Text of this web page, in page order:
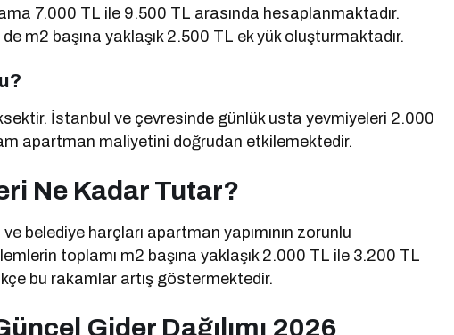
7.000 TL ile 9.500 TL arasında hesaplanmaktadır.
m2 başına yaklaşık 2.500 TL ek yük oluşturmaktadır.
İstanbul ve çevresinde günlük usta yevmiyeleri 2.000
apartman maliyetini doğrudan etkilemektedir.
Ne Kadar Tutar?
belediye harçları apartman yapımının zorunlu
toplamı m2 başına yaklaşık 2.000 TL ile 3.200 TL
bu rakamlar artış göstermektedir.
Gider Dağılımı 2026